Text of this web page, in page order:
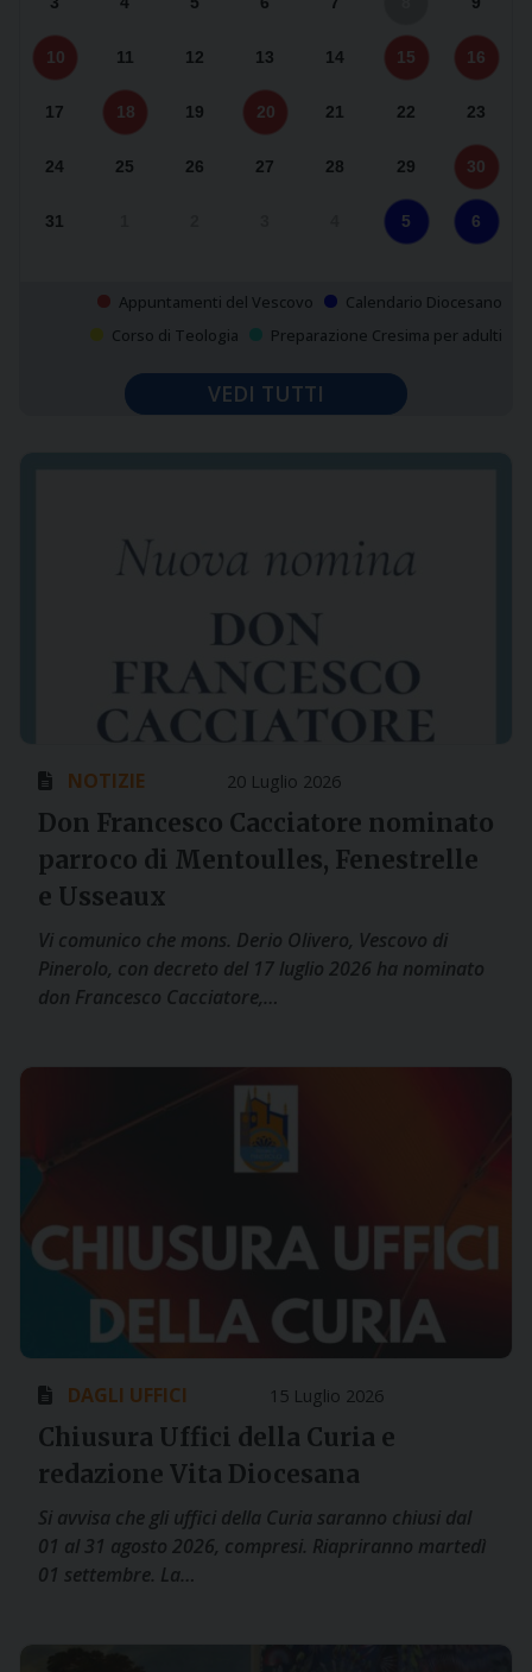
10 11 12 13 14 15 16
17 18 19 20 21 22 23
24 25 26 27 28 29 30
31 5 6
Appuntamenti del Vescovo
Calendario Diocesano
Corso di Teologia
Preparazione Cresima per adulti
VEDI TUTTI
NOTIZIE 20 Luglio 2026
Don Francesco Cacciatore nominato
parroco di Mentoulles, Fenestrelle
e Usseaux
Vi comunico che mons. Derio Olivero, Vescovo di
Pinerolo, con decreto del 17 luglio 2026 ha nominato
don Francesco Cacciatore,…
DAGLI UFFICI 15 Luglio 2026
Chiusura Uffici della Curia e
redazione Vita Diocesana
Si avvisa che gli uffici della Curia saranno chiusi dal
01 al 31 agosto 2026, compresi. Riapriranno martedì
01 settembre. La…